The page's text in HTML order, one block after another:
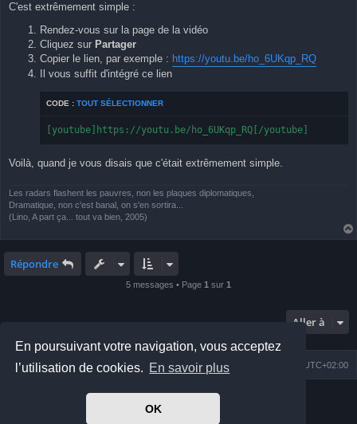
En poursuivant votre navigation, vous acceptez
l’utilisation de cookies. En savoir plus
OK
C'est extrêmement simple :
Rendez-vous sur la page de la vidéo
Cliquez sur Partager
Copier le lien, par exemple : https://youtu.be/ho_6UKqp_RQ
Il vous suffit d'intégré ce lien
CODE : TOUT SÉLECTIONNER
[youtube]https://youtu.be/ho_6UKqp_RQ[/youtube]
Voilà, quand je vous disais que c'était extrêmement simple.
Les radars flashent les pauvres, non les plaques diplomatiques,
Dramatique, non c'est banal, on s'en sortira...
(Lino, A part ça... tout va bien, 2005)
Répondre
5 messages • Page 1 sur 1
Aller à
Index du forum UTC+02:00
Nous contacter
Développé parphpBB® Forum Software © phpBB Limited
Prosilver Dark Edition by